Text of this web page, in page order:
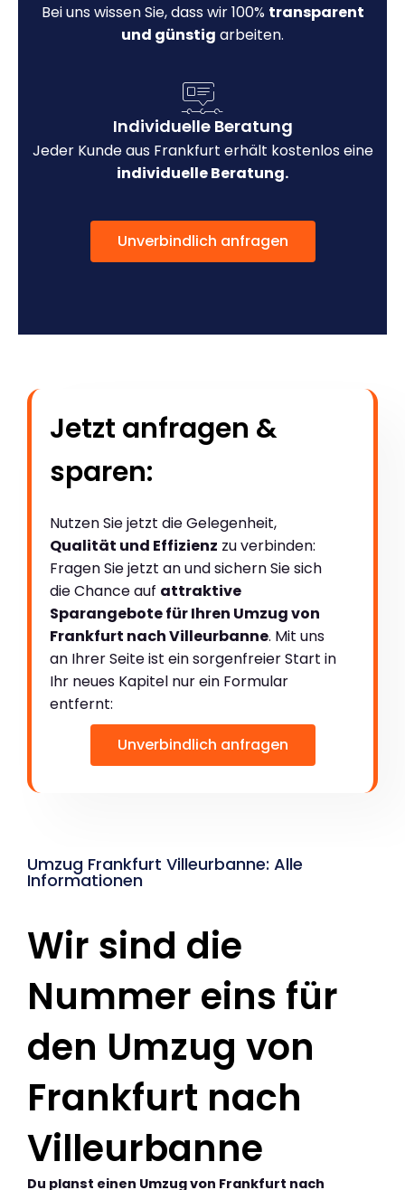
Bei uns wissen Sie, dass wir 100% transparent
und günstig arbeiten.
Individuelle Beratung
Jeder Kunde aus Frankfurt erhält kostenlos eine
individuelle Beratung.
Unverbindlich anfragen
Jetzt anfragen &
sparen:
Nutzen Sie jetzt die Gelegenheit,
Qualität und Effizienz zu verbinden:
Fragen Sie jetzt an und sichern Sie sich
die Chance auf attraktive
Sparangebote für Ihren Umzug von
Frankfurt nach Villeurbanne. Mit uns
an Ihrer Seite ist ein sorgenfreier Start in
Ihr neues Kapitel nur ein Formular
entfernt:
Unverbindlich anfragen
Umzug Frankfurt Villeurbanne: Alle
Informationen
Wir sind die
Nummer eins für
den Umzug von
Frankfurt nach
Villeurbanne
Du planst einen Umzug von Frankfurt nach